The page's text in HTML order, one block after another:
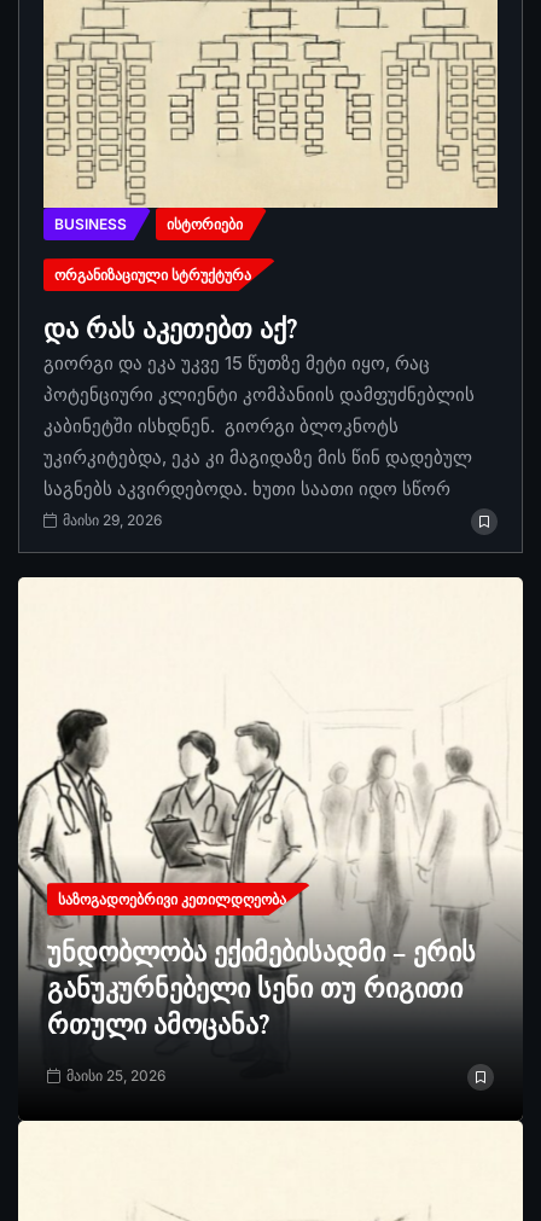
BUSINESS ᲘᲡᲢᲝᲠᲘᲔᲑᲘ
ᲝᲠᲒᲐᲜᲘᲖᲐᲪᲘᲣᲚᲘ ᲡᲢᲠᲣᲥᲢᲣᲠᲐ
და რას აკეთებთ აქ?
გიორგი და ეკა უკვე 15 წუთზე მეტი იყო, რაც
პოტენციური კლიენტი კომპანიის დამფუძნებლის
კაბინეტში ისხდნენ. გიორგი ბლოკნოტს
უკირკიტებდა, ეკა კი მაგიდაზე მის წინ დადებულ
საგნებს აკვირდებოდა. ხუთი საათი იდო სწორ
მაისი 29, 2026
ᲡᲐᲖᲝᲒᲐᲓᲝᲔᲑᲠᲘᲕᲘ ᲙᲔᲗᲘᲚᲓᲦᲔᲝᲑᲐ
უნდობლობა ექიმებისადმი – ერის
განუკურნებელი სენი თუ რიგითი
რთული ამოცანა?
მაისი 25, 2026